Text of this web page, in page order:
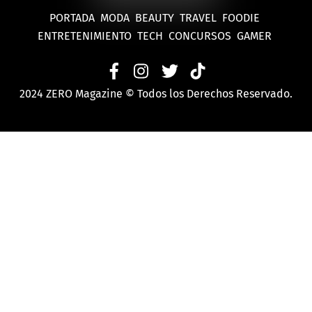
PORTADA MODA BEAUTY TRAVEL FOODIE
ENTRETENIMIENTO TECH CONCURSOS GAMER
2024 ZERO Magazine © Todos los Derechos Reservado.